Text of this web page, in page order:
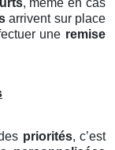
, même en cas
arrivent sur place
une remise
priorités, c’est